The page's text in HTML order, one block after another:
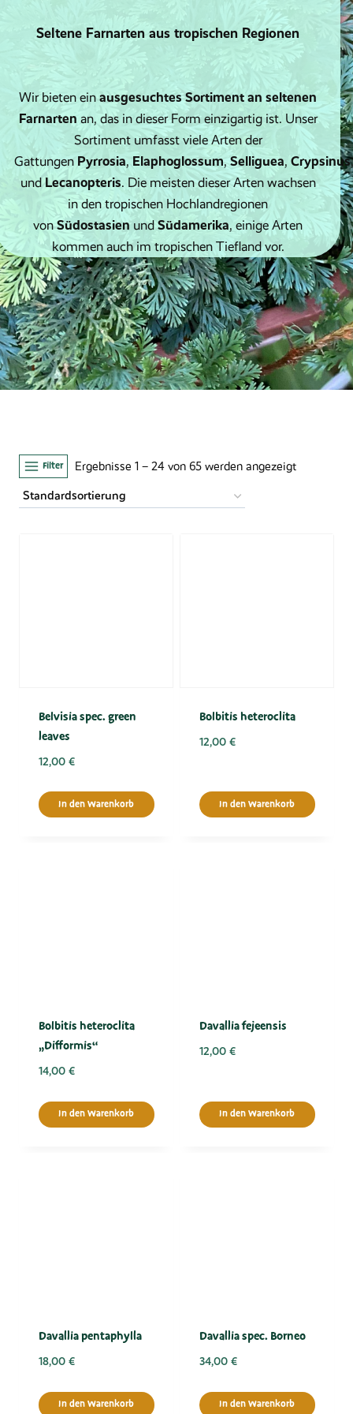
Seltene Farnarten aus tropischen Regionen
Wir bieten einausgesuchtes Sortiment an seltenen
Farnarten an, das in dieser Form einzigartig ist. Unser
Sortiment umfasst viele Arten der
Gattungen Pyrrosia, Elaphoglossum,Selliguea, Crypsinus
undLecanopteris. Die meisten dieser Arten wachsen
in den tropischen Hochlandregionen
vonSüdostasien und Südamerika, einige Arten
kommen auch im tropischen Tiefland vor.
Filter Ergebnisse 1 – 24 von 65 werden angezeigt
Belvisia spec. green
leaves
12,00 €
In den Warenkorb
Bolbitis heteroclita
12,00 €
In den Warenkorb
Bolbitis heteroclita
„Difformis“
14,00 €
In den Warenkorb
Davallia fejeensis
12,00 €
In den Warenkorb
Davallia pentaphylla
18,00 €
In den Warenkorb
Davallia spec. Borneo
34,00 €
In den Warenkorb